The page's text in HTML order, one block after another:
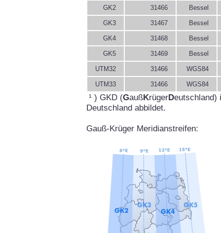
GK2 31466 Bessel
GK3 31467 Bessel
GK4 31468 Bessel
GK5 31469 Bessel
UTM32 31466 WGS84
UTM33 31466 WGS84
¹ ) GKD (GaußKrügerDeutschland)
Deutschland abbildet.
Gauß-Krüger Meridianstreifen: